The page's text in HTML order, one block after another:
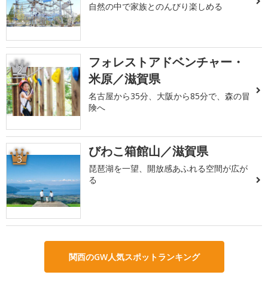
自然の中で家族とのんびり楽しめる
2
フォレストアドベンチャー・
米原／滋賀県
名古屋から35分、大阪から85分で、森の冒
険へ
3 びわこ箱館山／滋賀県
琵琶湖を一望、開放感あふれる空間が広が
る
関西のGW人気スポットランキング